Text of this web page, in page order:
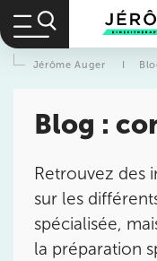
Jérôme Auger I
Blog :
Retrouvez des
sur les
spécialisée,
la préparation